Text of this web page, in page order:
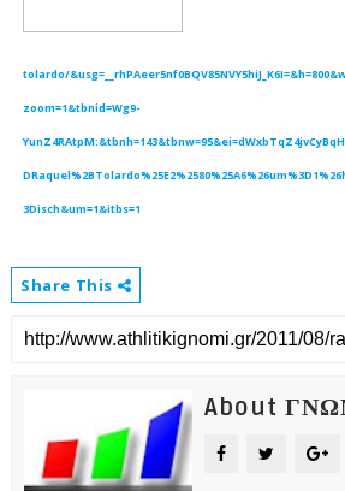
tolardo/
zoom=1&tbnid=Wg9-
3Disch&um=1&itbs=1
Share This
About